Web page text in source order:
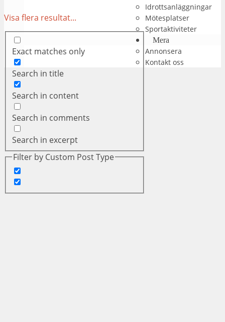
Visa flera resultat...
Exact matches only
Search in title
Search in content
Search in comments
Search in excerpt
Filter by Custom Post Type
Idrottsanläggningar
Mötesplatser
Sportaktiviteter
Mera
Annonsera
Kontakt oss